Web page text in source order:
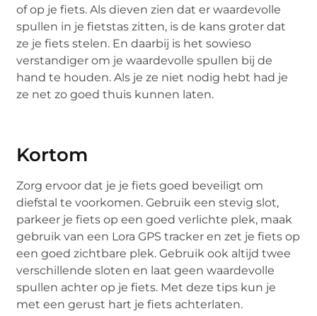
of op je fiets. Als dieven zien dat er waardevolle
spullen in je fietstas zitten, is de kans groter dat
ze je fiets stelen. En daarbij is het sowieso
verstandiger om je waardevolle spullen bij de
hand te houden. Als je ze niet nodig hebt had je
ze net zo goed thuis kunnen laten.
Kortom
Zorg ervoor dat je je fiets goed beveiligt om
diefstal te voorkomen. Gebruik een stevig slot,
parkeer je fiets op een goed verlichte plek, maak
gebruik van een Lora GPS tracker en zet je fiets op
een goed zichtbare plek. Gebruik ook altijd twee
verschillende sloten en laat geen waardevolle
spullen achter op je fiets. Met deze tips kun je
met een gerust hart je fiets achterlaten.